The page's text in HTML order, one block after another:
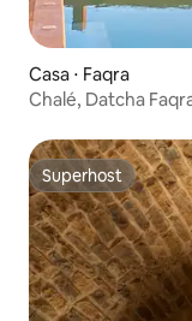
Casa ⋅ Faqra
Chalé, Datcha
Superhost
Superhost